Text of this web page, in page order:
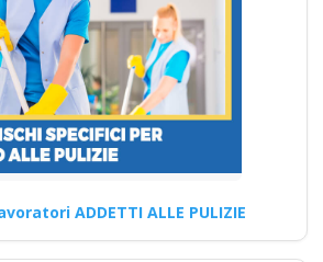
Datore di
Modulo
Cantieri
Edili 6 ore
Formazione
per
pericolosi
ADDETTI ALLE PULIZIE